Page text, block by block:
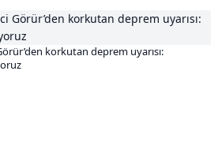
korkutan deprem uyarısı: